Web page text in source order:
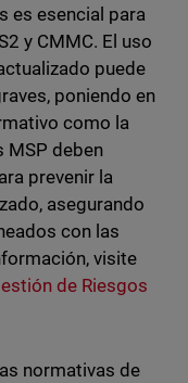
es esencial para
y CMMC. El uso
puede
poniendo en
como la
MSP deben
prevenir la
asegurando
con las
visite
de Riesgos
normativas de